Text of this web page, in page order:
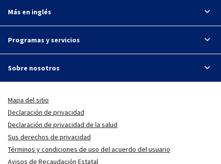
Más en inglés
Programas y servicios
Sobre nosotros
Mapa del sitio
Declaración de privacidad
Declaración de privacidad de la salud
Sus derechos de privacidad
Términos y condiciones de uso del acuerdo del usuario
Avisos de Recaudación Estatal